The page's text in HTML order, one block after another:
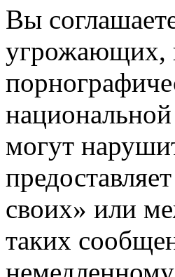
Вы
угрожающих,
могут
своих» или
таких